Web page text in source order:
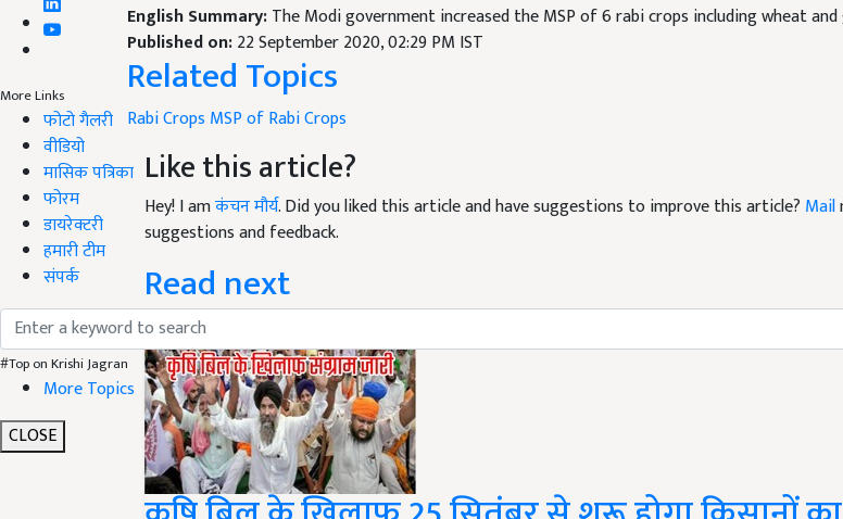
More Links
फोटो गैलरी
वीडियो
मासिक पत्रिका
फोरम
डायरेक्टरी
हमारी टीम
संपर्क
#Top on Krishi Jagran
More Topics
CLOSE
Published on:22 September 2020, 02:29 PM IST
Related Topics
Rabi CropsMSP of Rabi Crops
Like this article?
Hey! I amकंचन मौर्य. Did you liked this article and have suggestions to improve this article?
suggestions and feedback.
Read next
कृषि बिल के खिलाफ 25 सितंबर से शुरू होगा किसानों का